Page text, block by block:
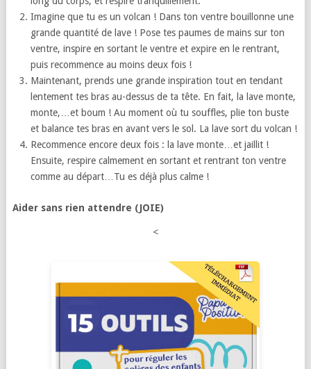
Imagine que tu es un volcan ! Dans ton ventre bouillonne une
grande quantité de lave ! Pose tes paumes de mains sur ton
ventre, inspire en sortant le ventre et expire en le rentrant,
puis recommence au moins deux fois !
Maintenant, prends une grande inspiration tout en tendant
lentement tes bras au-dessus de ta tête. En fait, la lave monte,
monte,…et boum ! Au moment où tu souffles, plie ton buste
et balance tes bras en avant vers le sol. La lave sort du volcan !
Recommence encore deux fois : la lave monte…et jaillit !
Ensuite, respire calmement en sortant et rentrant ton ventre
comme au départ…Tu es déjà plus calme !
Aider sans rien attendre (JOIE)
<